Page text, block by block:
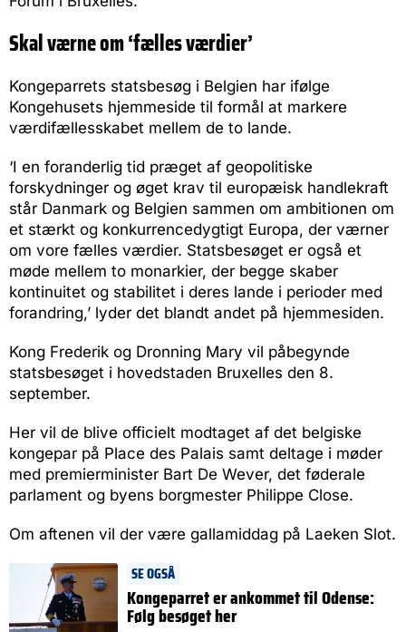
Skal værne om ‘fælles værdier’
Kongeparrets statsbesøg i Belgien har ifølge
Kongehusets hjemmeside til formål at markere
værdifællesskabet mellem de to lande.
‘I en foranderlig tid præget af geopolitiske
forskydninger og øget krav til europæisk handlekraft
står Danmark og Belgien sammen om ambitionen om
et stærkt og konkurrencedygtigt Europa, der værner
om vore fælles værdier. Statsbesøget er også et
møde mellem to monarkier, der begge skaber
kontinuitet og stabilitet i deres lande i perioder med
forandring,’ lyder det blandt andet på hjemmesiden.
Kong Frederik og Dronning Mary vil påbegynde
statsbesøget i hovedstaden Bruxelles den 8.
september.
Her vil de blive officielt modtaget af det belgiske
kongepar på Place des Palais samt deltage i møder
med premierminister Bart De Wever, det føderale
parlament og byens borgmester Philippe Close.
Om aftenen vil der være gallamiddag på Laeken Slot.
SE OGSÅ
Kongeparret er ankommet til Odense:
Følg besøget her